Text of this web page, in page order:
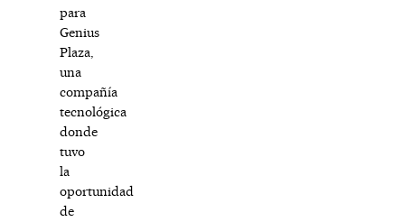
para
Genius
Plaza,
una
compañía
tecnológica
donde
tuvo
la
oportunidad
de